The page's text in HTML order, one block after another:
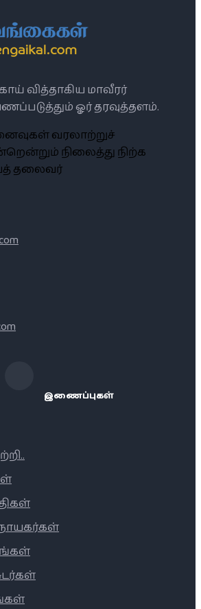
வித்தாகிய மாவீரர்
ஓர் தரவுத்தளம்.
வரலாற்றுச்
நிலைத்து நிற்க
தலைவர்
இணைப்புகள்